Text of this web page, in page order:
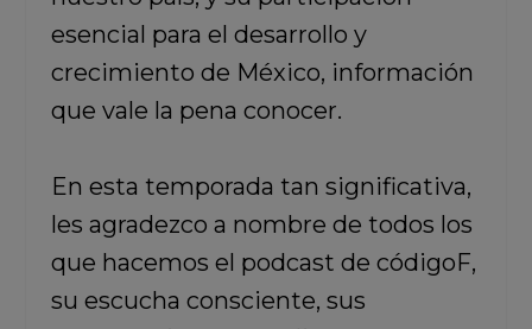
esencial para el desarrollo y
crecimiento de México, información
que vale la pena conocer.
En esta temporada tan significativa,
les agradezco a nombre de todos los
que hacemos el podcast de códigoF,
su escucha consciente, sus